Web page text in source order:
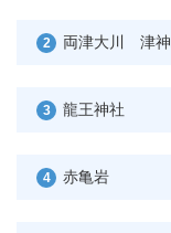
2 両津大川 津
3 龍王神社
4 赤亀岩